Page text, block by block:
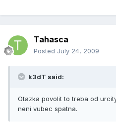
Tahasca
Posted July 24, 2009
k3dT said:
Otazka povolit to treba od
neni vubec spatna.